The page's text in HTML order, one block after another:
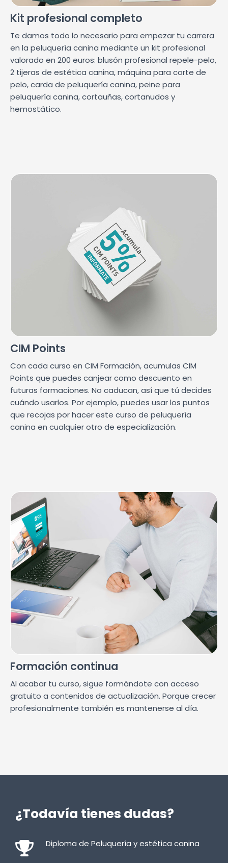
Kit profesional completo
Te damos todo lo necesario para empezar tu carrera
en la peluquería canina mediante un kit profesional
valorado en 200 euros: blusón profesional repele-pelo,
2 tijeras de estética canina, máquina para corte de
pelo, carda de peluquería canina, peine para
peluquería canina, cortauñas, cortanudos y
hemostático.
CIM Points
Con cada curso en CIM Formación, acumulas CIM
Points que puedes canjear como descuento en
futuras formaciones. No caducan, así que tú decides
cuándo usarlos. Por ejemplo, puedes usar los puntos
que recojas por hacer este curso de peluquería
canina en cualquier otro de especialización.
Formación continua
Al acabar tu curso, sigue formándote con acceso
gratuito a contenidos de actualización. Porque crecer
profesionalmente también es mantenerse al día.
¿Todavía tienes dudas?
Diploma de Peluquería y estética canina